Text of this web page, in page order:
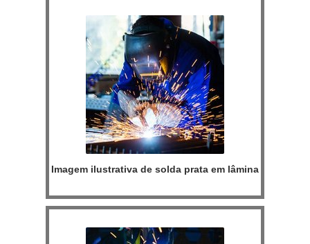
Imagem ilustrativa de solda prata em lâmina